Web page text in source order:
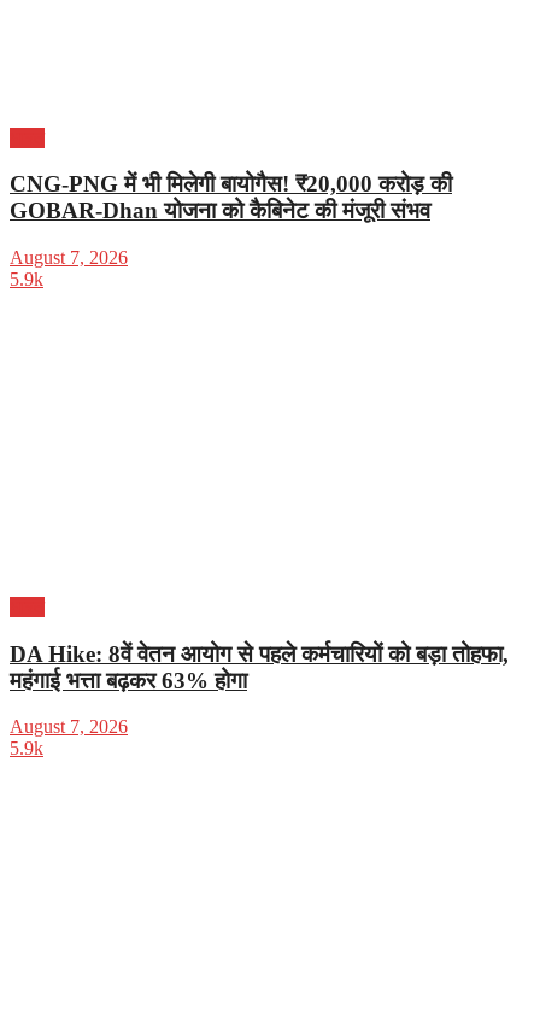
CNG-PNG में भी मिलेगी बायोगैस! ₹20,000 करोड़ की
GOBAR-Dhan योजना को कैबिनेट की मंजूरी संभव
August 7, 2026
5.9k
DA Hike: 8वें वेतन आयोग से पहले कर्मचारियों को बड़ा तोहफा,
महंगाई भत्ता बढ़कर 63% होगा
August 7, 2026
5.9k